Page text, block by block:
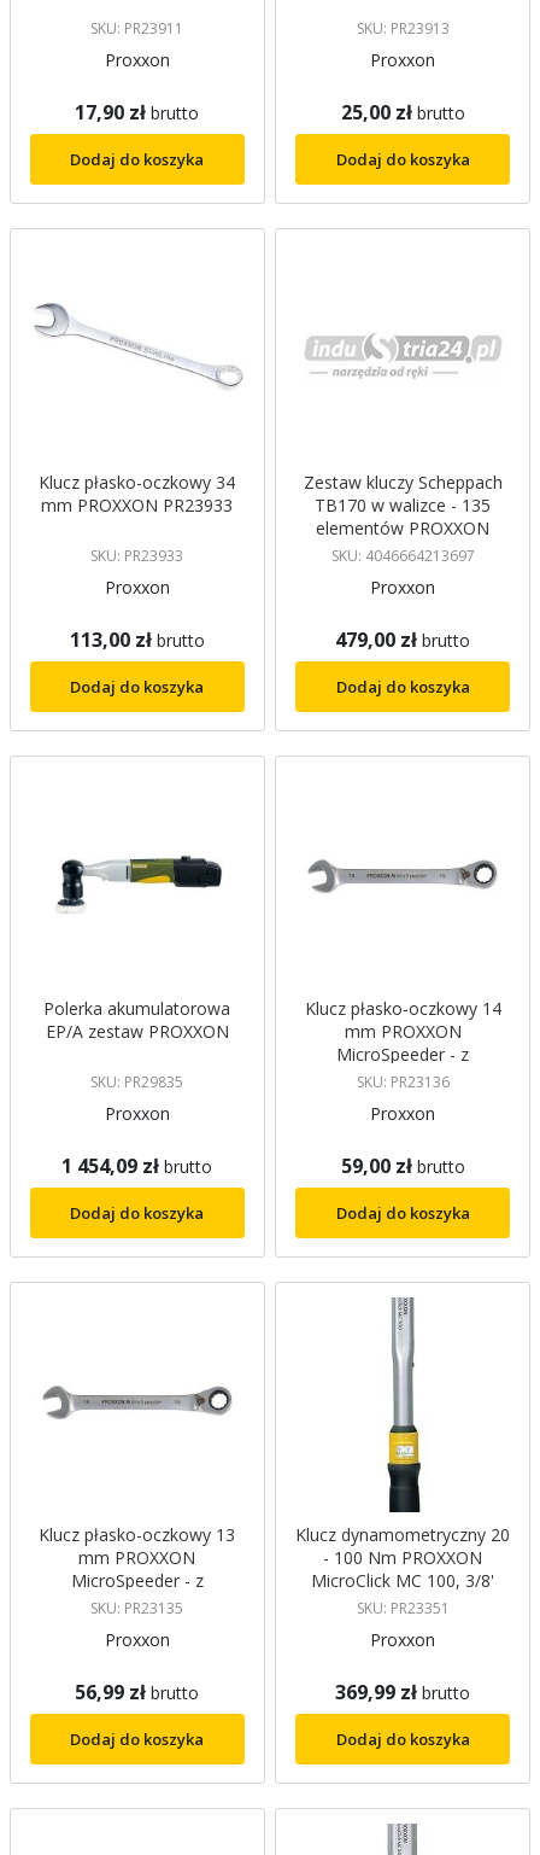
SKU: PR23911
Proxxon
17,90 zł brutto
Dodaj do koszyka
SKU: PR23913
Proxxon
25,00 zł brutto
Dodaj do koszyka
Klucz płasko-oczkowy 34
mm PROXXON PR23933
SKU: PR23933
Proxxon
113,00 zł brutto
Dodaj do koszyka
Zestaw kluczy Scheppach
TB170 w walizce - 135
elementów PROXXON
SKU: 4046664213697
Proxxon
479,00 zł brutto
Dodaj do koszyka
Polerka akumulatorowa
EP/A zestaw PROXXON
SKU: PR29835
Proxxon
1 454,09 zł brutto
Dodaj do koszyka
Klucz płasko-oczkowy 14
mm PROXXON
MicroSpeeder - z
przełącznikiem
SKU: PR23136
Proxxon
59,00 zł brutto
Dodaj do koszyka
Klucz płasko-oczkowy 13
mm PROXXON
MicroSpeeder - z
przełącznikiem
SKU: PR23135
Proxxon
56,99 zł brutto
Dodaj do koszyka
Klucz dynamometryczny 20
- 100 Nm PROXXON
MicroClick MC 100, 3/8'
PROXXON
SKU: PR23351
Proxxon
369,99 zł brutto
Dodaj do koszyka